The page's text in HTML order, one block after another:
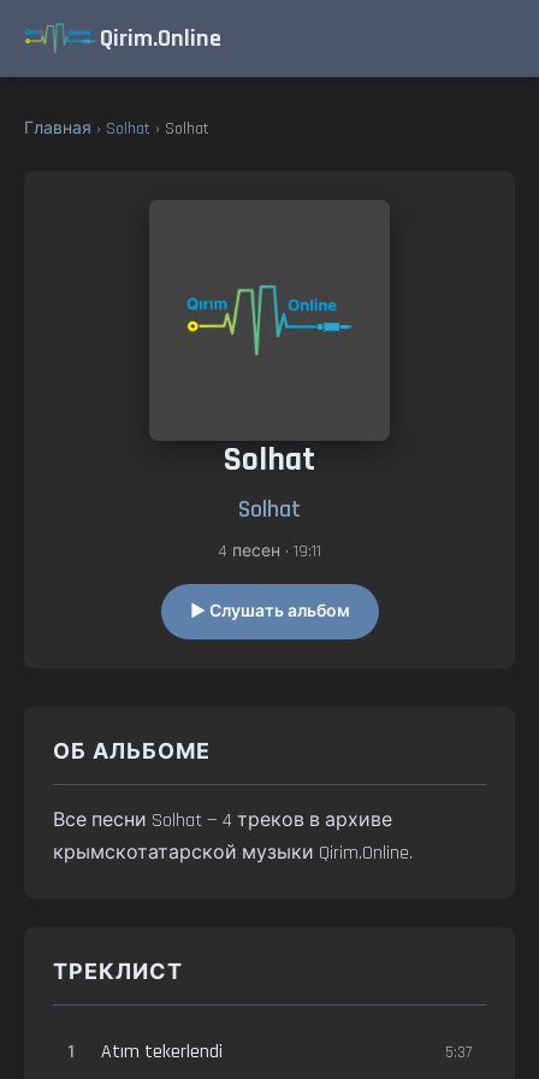
Qirim.Online
Главная › Solhat › Solhat
Solhat
Solhat
4 песен • 19:11
▶ Слушать альбом
ОБ АЛЬБОМЕ
Все песни Solhat — 4 треков в архиве
крымскотатарской музыки Qirim.Online.
ТРЕКЛИСТ
1 Atım tekerlendi 5:37